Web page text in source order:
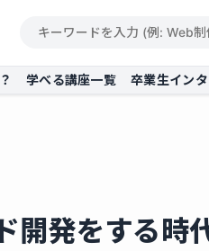
学べる講座一覧 卒業生イン
開発をする時